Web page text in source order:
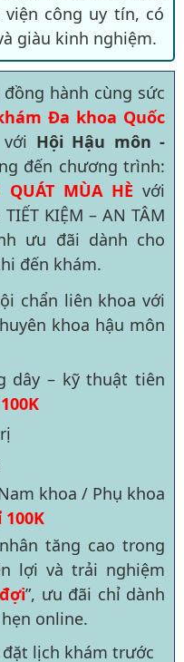
công uy tín, có
giàu kinh nghiệm.
hành cùng sức
Đa khoa Quốc
Hội Hậu môn -
đến chương trình:
QUÁT MÙA HÈ với
KIỆM – AN TÂM
ưu đãi dành cho
đến khám.
chẩn liên khoa với
khoa hậu môn
dây – kỹ thuật tiên
khoa / Phụ khoa
100K
tăng cao trong
lợi và trải nghiệm
”, ưu đãi chỉ dành
online.
đặt lịch khám trước